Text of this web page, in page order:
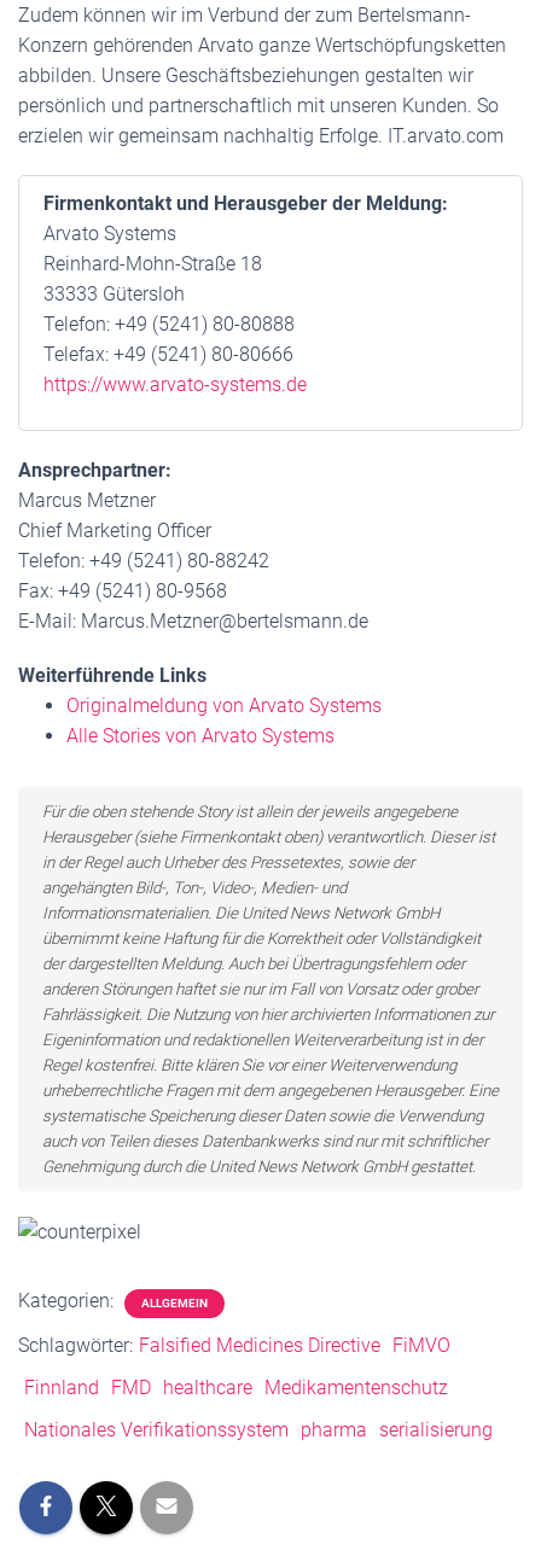
Zudem können wir im Verbund der zum Bertelsmann-
Konzern gehörenden Arvato ganze Wertschöpfungsketten
abbilden. Unsere Geschäftsbeziehungen gestalten wir
persönlich und partnerschaftlich mit unseren Kunden. So
erzielen wir gemeinsam nachhaltig Erfolge. IT.arvato.com
Firmenkontakt und Herausgeber der Meldung:
Arvato Systems
Reinhard-Mohn-Straße 18
33333 Gütersloh
Telefon: +49 (5241) 80-80888
Telefax: +49 (5241) 80-80666
https://www.arvato-systems.de
Ansprechpartner:
Marcus Metzner
Chief Marketing Officer
Telefon: +49 (5241) 80-88242
Fax: +49 (5241) 80-9568
E-Mail: Marcus.Metzner@bertelsmann.de
Weiterführende Links
Originalmeldung von Arvato Systems
Alle Stories von Arvato Systems
Für die oben stehende Story ist allein der jeweils angegebene
Herausgeber (siehe Firmenkontakt oben) verantwortlich. Dieser ist
in der Regel auch Urheber des Pressetextes, sowie der
angehängten Bild-, Ton-, Video-, Medien- und
Informationsmaterialien. Die United News Network GmbH
übernimmt keine Haftung für die Korrektheit oder Vollständigkeit
der dargestellten Meldung. Auch bei Übertragungsfehlern oder
anderen Störungen haftet sie nur im Fall von Vorsatz oder grober
Fahrlässigkeit. Die Nutzung von hier archivierten Informationen zur
Eigeninformation und redaktionellen Weiterverarbeitung ist in der
Regel kostenfrei. Bitte klären Sie vor einer Weiterverwendung
urheberrechtliche Fragen mit dem angegebenen Herausgeber. Eine
systematische Speicherung dieser Daten sowie die Verwendung
auch von Teilen dieses Datenbankwerks sind nur mit schriftlicher
Genehmigung durch die United News Network GmbH gestattet.
Kategorien: ALLGEMEIN
Schlagwörter: Falsified Medicines Directive
FiMVO
Finnland
FMD healthcare
Medikamentenschutz
Nationales Verifikationssystem
pharma serialisierung